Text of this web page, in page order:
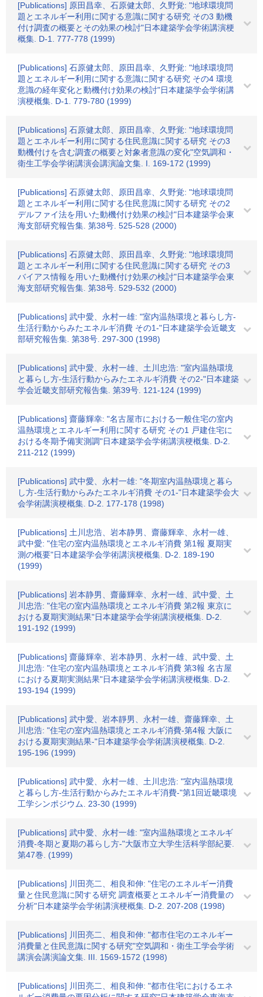
[Publications] 原田昌幸、石原健太郎、久野覚: "地球環境問
題とエネルギー利用に関する意識に関する研究 その3 動機
付け調査の概要とその効果の検討"日本建築学会学術講演梗
概集. D-1. 777-778 (1999)
[Publications] 石原健太郎、原田昌幸、久野覚: "地球環境問
題とエネルギー利用に関する意識に関する研究 その4 環境
意識の経年変化と動機付け効果の検討"日本建築学会学術講
演梗概集. D-1. 779-780 (1999)
[Publications] 石原健太郎、原田昌幸、久野覚: "地球環境問
題とエネルギー利用に関する住民意識に関する研究 その3
動機付けを含む調査の概要と対象者意識の変化"空気調和・
衛生工学会学術講演会講演論文集. I. 169-172 (1999)
[Publications] 石原健太郎、原田昌幸、久野覚: "地球環境問
題とエネルギー利用に関する住民意識に関する研究 その2
デルファイ法を用いた動機付け効果の検討"日本建築学会東
海支部研究報告集. 第38号. 525-528 (2000)
[Publications] 石原健太郎、原田昌幸、久野覚: "地球環境問
題とエネルギー利用に関する住民意識に関する研究 その3
バイアス情報を用いた動機付け効果の検討"日本建築学会東
海支部研究報告集. 第38号. 529-532 (2000)
[Publications] 武中愛、永村一雄: "室内温熱環境と暮らし方-
生活行動からみたエネルギ消費 その1-"日本建築学会近畿支
部研究報告集. 第38号. 297-300 (1998)
[Publications] 武中愛、永村一雄、土川忠浩: "室内温熱環境
と暮らし方-生活行動からみたエネルギ消費 その2-"日本建築
学会近畿支部研究報告集. 第39号. 121-124 (1999)
[Publications] 齋藤輝幸: "名古屋市における一般住宅の室内
温熱環境とエネルギー利用に関する研究 その1 戸建住宅に
おける冬期予備実測調"日本建築学会学術講演梗概集. D-2.
211-212 (1999)
[Publications] 武中愛、永村一雄: "冬期室内温熱環境と暮ら
し方-生活行動からみたエネルギ消費 その1-"日本建築学会大
会学術講演梗概集. D-2. 177-178 (1998)
[Publications] 土川忠浩、岩本静男、齋藤輝幸、永村一雄、
武中愛: "住宅の室内温熱環境とエネルギ消費 第1報 夏期実
測の概要"日本建築学会学術講演梗概集. D-2. 189-190
(1999)
[Publications] 岩本静男、齋藤輝幸、永村一雄、武中愛、土
川忠浩: "住宅の室内温熱環境とエネルギ消費 第2報 東京に
おける夏期実測結果"日本建築学会学術講演梗概集. D-2.
191-192 (1999)
[Publications] 齋藤輝幸、岩本静男、永村一雄、武中愛、土
川忠浩: "住宅の室内温熱環境とエネルギ消費 第3報 名古屋
における夏期実測結果"日本建築学会学術講演梗概集. D-2.
193-194 (1999)
[Publications] 武中愛、岩本靜男、永村一雄、齋藤輝幸、土
川忠浩: "住宅の室内温熱環境とエネルギ消費-第4報 大阪に
おける夏期実測結果-"日本建築学会学術講演梗概集. D-2.
195-196 (1999)
[Publications] 武中愛、永村一雄、土川忠浩: "室内温熱環境
と暮らし方-生活行動からみたエネルギ消費-"第1回近畿環境
工学シンポジウム. 23-30 (1999)
[Publications] 武中愛、永村一雄: "室内温熱環境とエネルギ
消費-冬期と夏期の暮らし方-"大阪市立大学生活科学部紀要.
第47巻. (1999)
[Publications] 川田亮二、相良和伸: "住宅のエネルギー消費
量と住民意識に関する研究 調査概要とエネルギー消費量の
分析"日本建築学会学術講演梗概集. D-2. 207-208 (1998)
[Publications] 川田亮二、相良和伸: "都市住宅のエネルギー
消費量と住民意識に関する研究"空気調和・衛生工学会学術
講演会講演論文集. III. 1569-1572 (1998)
[Publications] 川田亮二、相良和伸: "都市住宅におけるエネ